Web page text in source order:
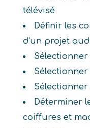
télévisé
Définir les
d'un projet
Déterminer
coiffures et